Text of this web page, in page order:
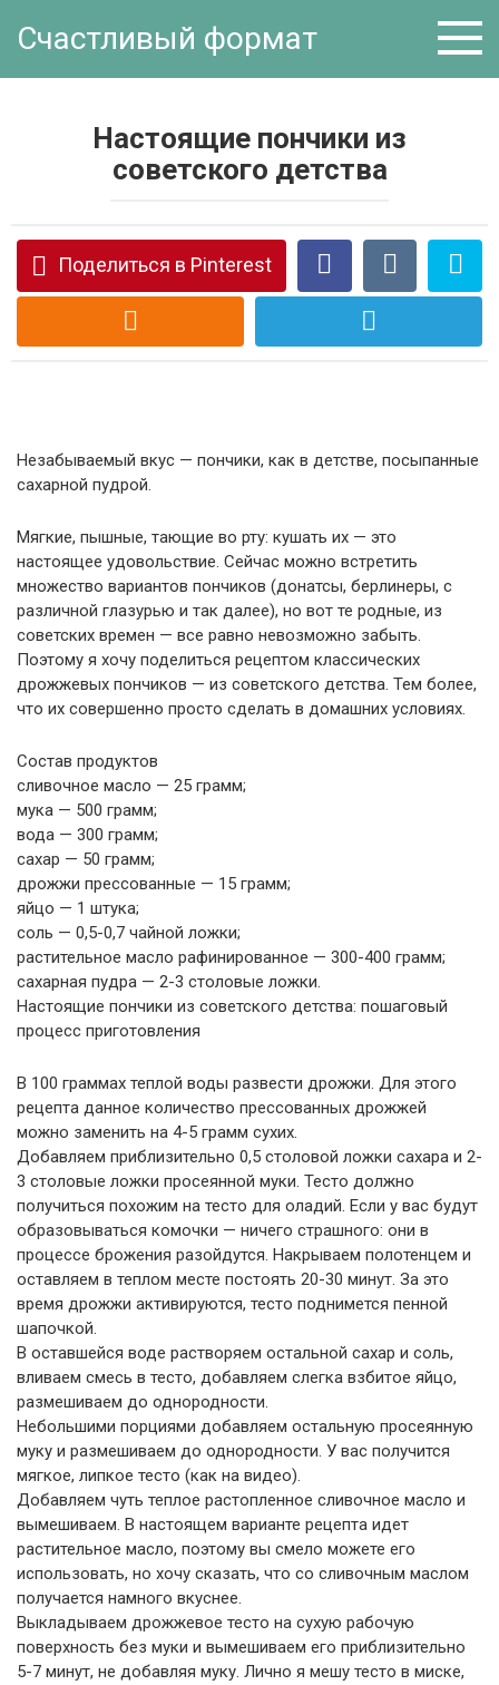
Счастливый формат
Настоящие пончики из
советского детства
Поделиться в Pinterest
Незабываемый вкус — пончики, как в детстве, посыпанные
сахарной пудрой.
Мягкие, пышные, тающие во рту: кушать их — это
настоящее удовольствие. Сейчас можно встретить
множество вариантов пончиков (донатсы, берлинеры, с
различной глазурью и так далее), но вот те родные, из
советских времен — все равно невозможно забыть.
Поэтому я хочу поделиться рецептом классических
дрожжевых пончиков — из советского детства. Тем более,
что их совершенно просто сделать в домашних условиях.
Состав продуктов
сливочное масло — 25 грамм;
мука — 500 грамм;
вода — 300 грамм;
сахар — 50 грамм;
дрожжи прессованные — 15 грамм;
яйцо — 1 штука;
соль — 0,5-0,7 чайной ложки;
растительное масло рафинированное — 300-400 грамм;
сахарная пудра — 2-3 столовые ложки.
Настоящие пончики из советского детства: пошаговый
процесс приготовления
В 100 граммах теплой воды развести дрожжи. Для этого
рецепта данное количество прессованных дрожжей
можно заменить на 4-5 грамм сухих.
Добавляем приблизительно 0,5 столовой ложки сахара и 2-
3 столовые ложки просеянной муки. Тесто должно
получиться похожим на тесто для оладий. Если у вас будут
образовываться комочки — ничего страшного: они в
процессе брожения разойдутся. Накрываем полотенцем и
оставляем в теплом месте постоять 20-30 минут. За это
время дрожжи активируются, тесто поднимется пенной
шапочкой.
В оставшейся воде растворяем остальной сахар и соль,
вливаем смесь в тесто, добавляем слегка взбитое яйцо,
размешиваем до однородности.
Небольшими порциями добавляем остальную просеянную
муку и размешиваем до однородности. У вас получится
мягкое, липкое тесто (как на видео).
Добавляем чуть теплое растопленное сливочное масло и
вымешиваем. В настоящем варианте рецепта идет
растительное масло, поэтому вы смело можете его
использовать, но хочу сказать, что со сливочным маслом
получается намного вкуснее.
Выкладываем дрожжевое тесто на сухую рабочую
поверхность без муки и вымешиваем его приблизительно
5-7 минут, не добавляя муку. Лично я мешу тесто в миске,